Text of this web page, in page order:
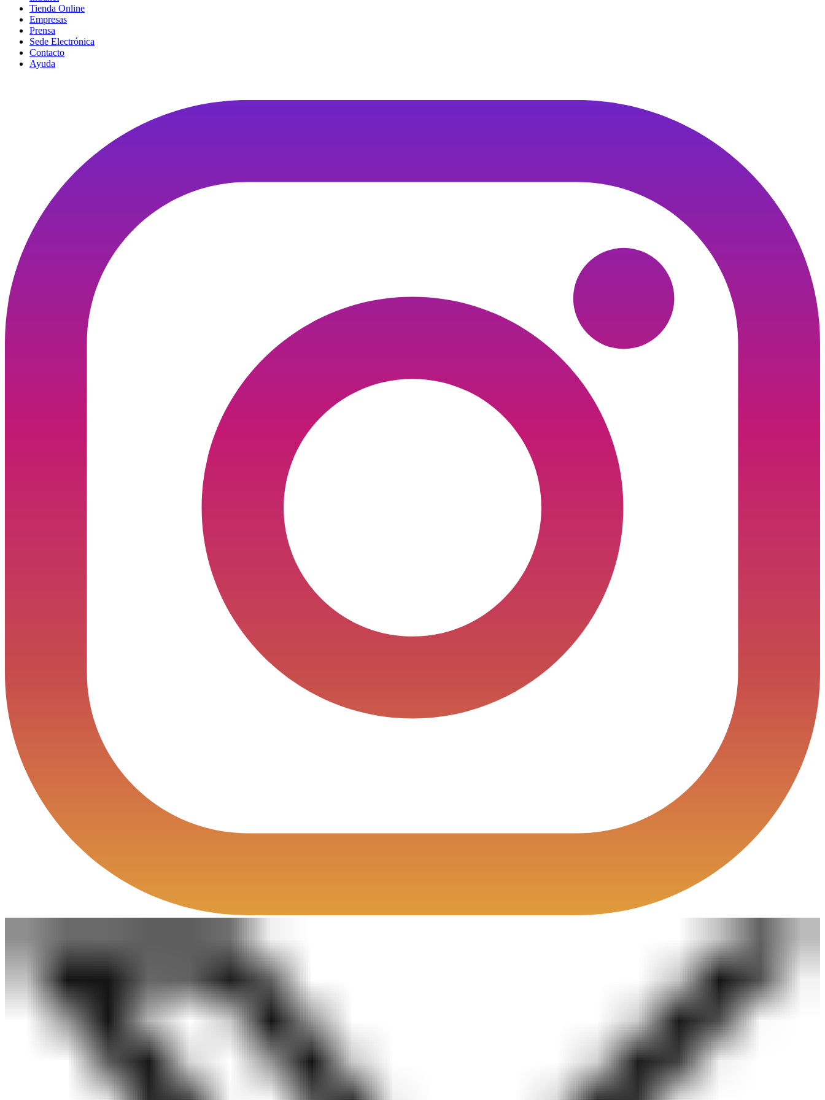
Tienda Online
Empresas
Prensa
Sede Electrónica
Contacto
Ayuda